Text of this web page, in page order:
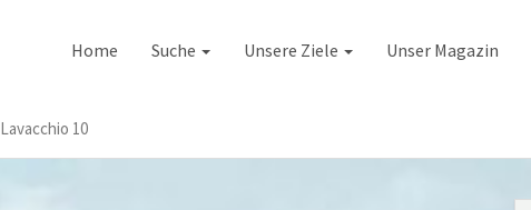
Home Suche Unsere Ziele Unser Magazin
Lavacchio 10